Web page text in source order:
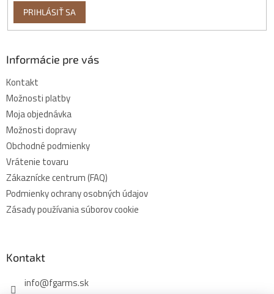
PRIHLÁSIŤ SA
Informácie pre vás
Kontakt
Možnosti platby
Moja objednávka
Možnosti dopravy
Obchodné podmienky
Vrátenie tovaru
Zákaznícke centrum (FAQ)
Podmienky ochrany osobných údajov
Zásady používania súborov cookie
Kontakt
info@fgarms.sk